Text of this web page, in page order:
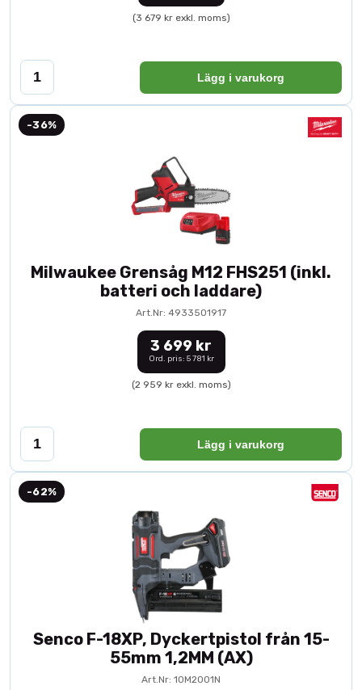
(3 679 kr exkl. moms)
Lägg i varukorg
-36%
Milwaukee Grensåg M12 FHS251 (inkl.
batteri och laddare)
Art.Nr: 4933501917
3 699 kr
Ord. pris: 5 781 kr
(2 959 kr exkl. moms)
Lägg i varukorg
-62%
Senco F-18XP, Dyckertpistol från 15-
55mm 1,2MM (AX)
Art.Nr: 10M2001N